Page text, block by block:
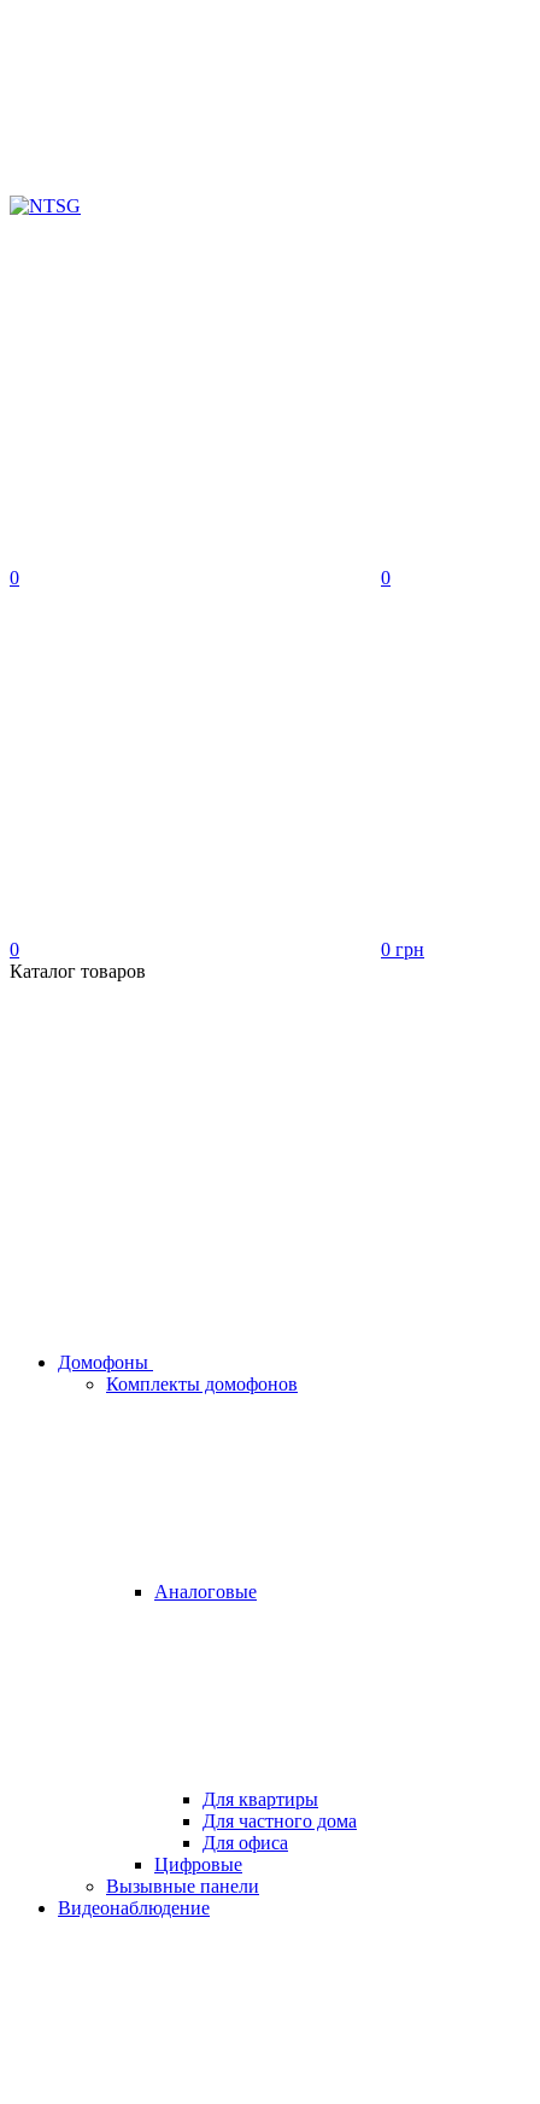
0 0
0
0 грн
Каталог товаров
Домофоны
Комплекты домофонов
Аналоговые
Для квартиры
Для частного дома
Для офиса
Цифровые
Вызывные панели
Видеонаблюдение